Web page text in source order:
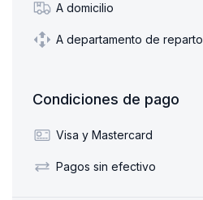
A domicilio
A departamento de reparto
Condiciones de pago
Visa y Mastercard
Pagos sin efectivo